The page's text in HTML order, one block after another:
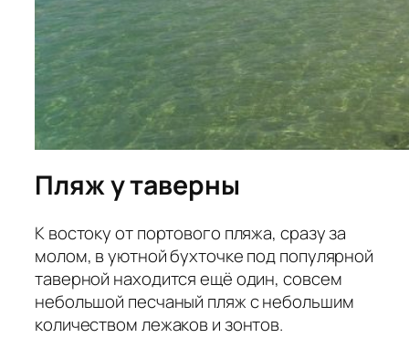
Пляж у таверны
К востоку от портового пляжа, сразу за
молом, в уютной бухточке под популярной
таверной находится ещё один, совсем
небольшой песчаный пляж с небольшим
количеством лежаков и зонтов.